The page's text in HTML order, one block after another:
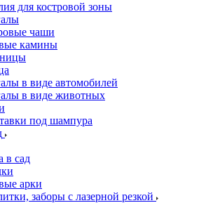
для костровой зоны
чаши
камины
в виде автомобилей
в виде животных
под шампура
в сад
арки
заборы с лазерной резкой